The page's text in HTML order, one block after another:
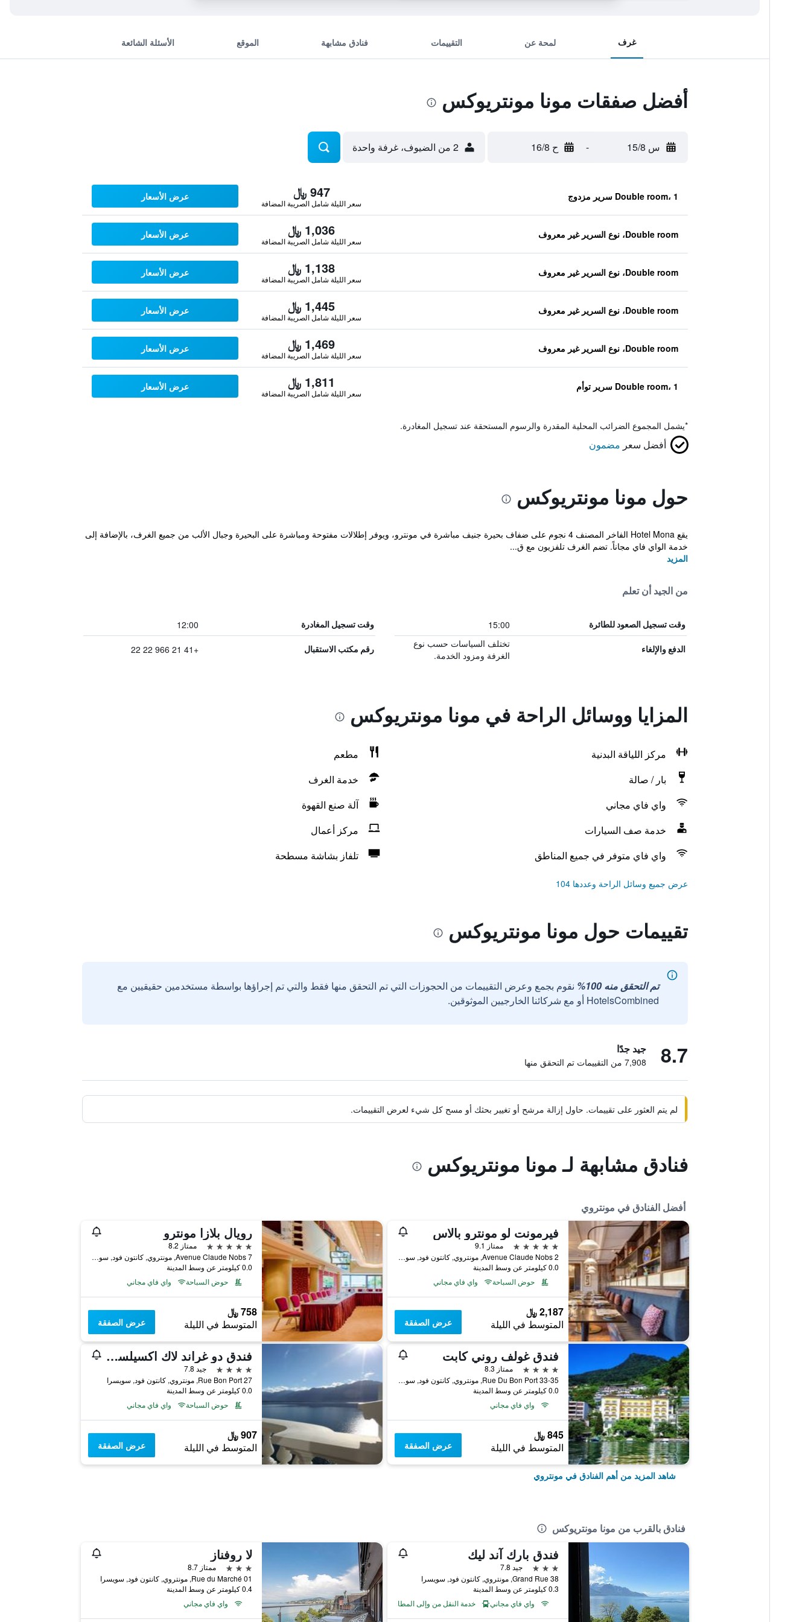
غرف لمحة عن التقييمات فنادق مشابهة الموقع الأسئلة الشائعة
أفضل صفقات مونا مونتريوكس
س 15/8 - ح 16/8 2 من الضيوف، غرفة واحدة
Double room، 1 سرير مزدوج 947 ﷼
سعر الليلة شامل الصريبة المضافة
عرض الأسعار
Double room، نوع السرير غير معروف 1,036 ﷼
سعر الليلة شامل الصريبة المضافة
عرض الأسعار
Double room، نوع السرير غير معروف 1,138 ﷼
سعر الليلة شامل الصريبة المضافة
عرض الأسعار
Double room، نوع السرير غير معروف 1,445 ﷼
سعر الليلة شامل الصريبة المضافة
عرض الأسعار
Double room، نوع السرير غير معروف 1,469 ﷼
سعر الليلة شامل الصريبة المضافة
عرض الأسعار
Double room، 1 سرير توأم 1,811 ﷼
سعر الليلة شامل الصريبة المضافة
عرض الأسعار
*يشمل المجموع الضرائب المحلية المقدرة والرسوم المستحقة عند تسجيل المغادرة.
أفضل سعر مضمون
حول مونا مونتريوكس
يقع Hotel Mona الفاخر المصنف 4 نجوم على ضفاف بحيرة جنيف مباشرة في مونترو، ويوفر إطلالات مفتوحة ومباشرة على البحيرة وجبال الألب من جميع الغرف، بالإضافة إلى
خدمة الواي فاي مجاناً. تضم الغرف تلفزيون مع ق...
المزيد
من الجيد أن تعلم
وقت تسجيل الصعود للطائرة 15:00 وقت تسجيل المغادرة 12:00
الدفع والإلغاء
تختلف السياسات حسب نوع
الغرفة ومزود الخدمة.
رقم مكتب الاستقبال +41 21 966 22 22
المزايا ووسائل الراحة في مونا مونتريوكس
مركز اللياقة البدنية
مطعم
بار / صالة
خدمة الغرف
واي فاي مجاني
آلة صنع القهوة
خدمة صف السيارات
مركز أعمال
واي فاي متوفر في جميع المناطق
تلفاز بشاشة مسطحة
عرض جميع وسائل الراحة وعددها 104
تقييمات حول مونا مونتريوكس
تم التحقق منه 100%
نقوم بجمع وعرض التقييمات من الحجوزات التي تم التحقق منها فقط والتي تم إجراؤها بواسطة مستخدمين حقيقيين مع
HotelsCombined أو مع شركائنا الخارجيين الموثوقين.
8.7 جيد جدًا
7,908 من التقييمات تم التحقق منها
لم يتم العثور على تقييمات. حاول إزالة مرشح أو تغيير بحثك أو مسح كل شيء لعرض التقييمات.
فنادق مشابهة لـ مونا مونتريوكس
أفضل الفنادق في مونتروي
فيرمونت لو مونترو بالاس
5 نجوم
ممتاز 9.1
Avenue Claude Nobs 2, مونتروي, كانتون فود, سويسرا
0.0 كيلومتر عن وسط المدينة
حوض السباحة
واي فاي مجاني
2,187 ﷼
المتوسط في الليلة عرض الصفقة
رويال بلازا مونترو
5 نجوم
ممتاز 8.2
Avenue Claude Nobs 7, مونتروي, كانتون فود, سويسرا
0.0 كيلومتر عن وسط المدينة
حوض السباحة
واي فاي مجاني
758 ﷼
المتوسط في الليلة عرض الصفقة
فندق غولف روني كابت
4 نجوم
ممتاز 8.3
33-35 Rue Du Bon Port, مونتروي, كانتون فود, سويسرا
0.0 كيلومتر عن وسط المدينة
واي فاي مجاني
845 ﷼
المتوسط في الليلة عرض الصفقة
فندق دو غراند لاك اكسيلسيور
4 نجوم
جيد 7.8
Rue Bon Port 27, مونتروي, كانتون فود, سويسرا
0.0 كيلومتر عن وسط المدينة
حوض السباحة
واي فاي مجاني
907 ﷼
المتوسط في الليلة عرض الصفقة
شاهد المزيد من أهم الفنادق في مونتروي
فنادق بالقرب من مونا مونتريوكس
فندق بارك آند ليك
3 نجوم
جيد 7.8
Grand Rue 38, مونتروي, كانتون فود, سويسرا
0.3 كيلومتر عن وسط المدينة
واي فاي مجاني
خدمة النقل من وإلى المطار
لا روفناز
3 نجوم
ممتاز 8.7
01 Rue du Marché, مونتروي, كانتون فود, سويسرا
0.4 كيلومتر عن وسط المدينة
واي فاي مجاني